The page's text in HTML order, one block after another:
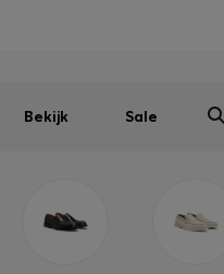
Bekijk Sale